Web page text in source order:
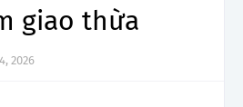
giao thừa
2026